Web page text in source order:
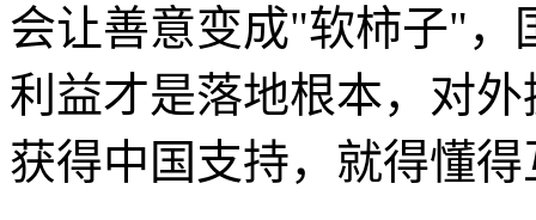
会让善意变成"软柿子"，
利益才是落地根本，对
获得中国支持，就得懂